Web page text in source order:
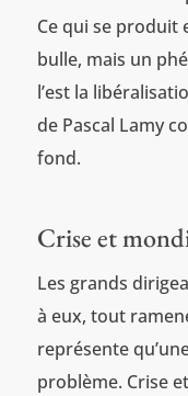
Ce qui se produit
bulle, mais un
l’est la
de Pascal Lamy
fond.
Crise et
Les grands
à eux, tout
représente
problème. Crise